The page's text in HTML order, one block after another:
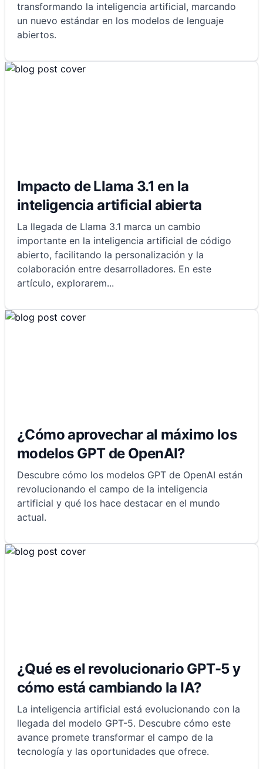
transformando la inteligencia artificial, marcando
un nuevo estándar en los modelos de lenguaje
abiertos.
Impacto de Llama 3.1 en la
inteligencia artificial abierta
La llegada de Llama 3.1 marca un cambio
importante en la inteligencia artificial de código
abierto, facilitando la personalización y la
colaboración entre desarrolladores. En este
artículo, explorarem...
¿Cómo aprovechar al máximo los
modelos GPT de OpenAI?
Descubre cómo los modelos GPT de OpenAI están
revolucionando el campo de la inteligencia
artificial y qué los hace destacar en el mundo
actual.
¿Qué es el revolucionario GPT-5 y
cómo está cambiando la IA?
La inteligencia artificial está evolucionando con la
llegada del modelo GPT-5. Descubre cómo este
avance promete transformar el campo de la
tecnología y las oportunidades que ofrece.